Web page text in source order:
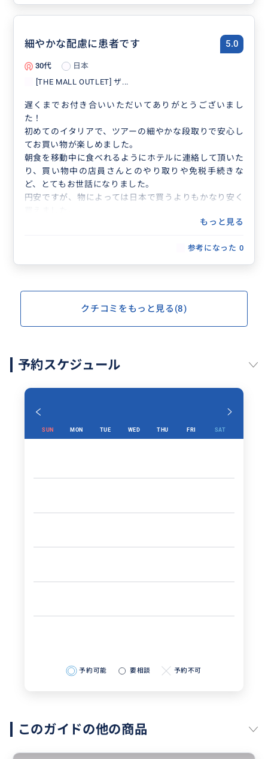
細やかな配慮に患者です 5.0
30代
日本
[THE MALL OUTLET] ザ...
遅くまでお付き合いいただいてありがとうございまし
た！
初めてのイタリアで、ツアーの細やかな段取りで安心し
てお買い物が楽しめました。
朝食を移動中に食べれるようにホテルに連絡して頂いた
り、買い物中の店員さんとのやり取りや免税手続きな
ど、とてもお世話になりました。
円安ですが、物によっては日本で買うよりもかなり安く
日本語がとってもお上手で安心して一日中甘えてしまい
またローマに行くことがあればお世話になりたいです。
もっと見る
参考になった 0
クチコミをもっと見る(8)
予約スケジュール
SUN MON TUE WED THU FRI SAT
予約可能 要相談 予約不可
このガイドの他の商品